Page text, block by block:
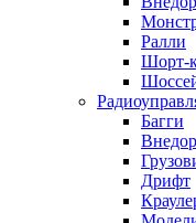
Ралли
Шорт-
Багги
Дрифт